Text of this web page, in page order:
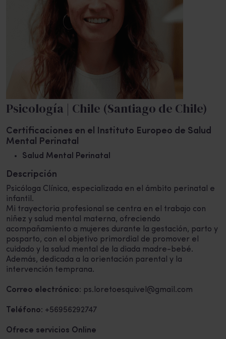
Psicología | Chile (Santiago de Chile)
Certificaciones en el Instituto Europeo de Salud
Mental Perinatal
Salud Mental Perinatal
Descripción
Psicóloga Clínica, especializada en el ámbito perinatal e
infantil.
Mi trayectoria profesional se centra en el trabajo con
niñez y salud mental materna, ofreciendo
acompañamiento a mujeres durante la gestación, parto y
posparto, con el objetivo primordial de promover el
cuidado y la salud mental de la diada madre-bebé.
Además, dedicada a la orientación parental y la
intervención temprana.
Correo electrónico: ps.loretoesquivel@gmail.com
Teléfono: +56956292747
Ofrece servicios Online